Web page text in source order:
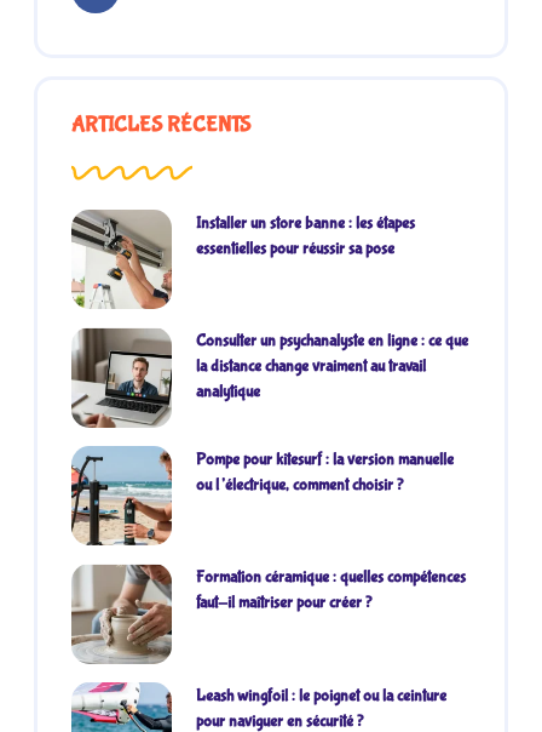
ARTICLES RÉCENTS
Installer un store banne : les étapes
essentielles pour réussir sa pose
Consulter un psychanalyste en ligne : ce que
la distance change vraiment au travail
analytique
Pompe pour kitesurf : la version manuelle
ou l’électrique, comment choisir ?
Formation céramique : quelles compétences
faut-il maîtriser pour créer ?
Leash wingfoil : le poignet ou la ceinture
pour naviguer en sécurité ?